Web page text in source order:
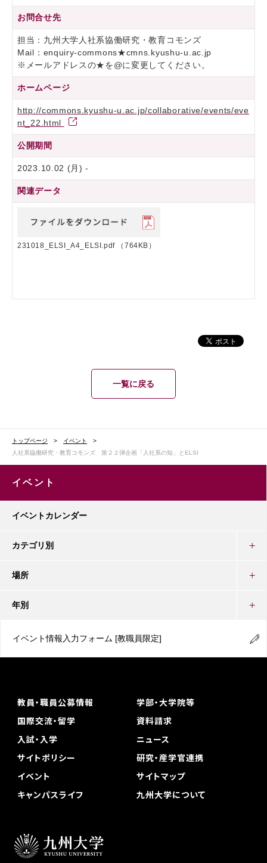
お問合せ先
担当：九州大学人社系協働研究・教育コモンズ
Mail：enquiry-commons★cmns.kyushu-u.ac.jp
※メールアドレスの★を@に変更してください。
ホームページ
http://commons.kyushu-u.ac.jp/collaborative/events/eve
nt_22.html
公開期間
2023.10.02 (月) -
関連データ
231018_ELSI_A4_ELSI.pdf （764KB）
一覧に戻る
トップページ
イベント
人社系協働研究・教育コモンズ 第２２弾企画「人社系の知」とELSI
イベント
イベントカレンダー
カテゴリ別
場所
年別
イベント情報入力フォーム [教職員限定]
教員・職員公募情報
学部・大学院等
国際交流・留学
資料請求
入試・入学
ニュース
サイトポリシー
研究・産学官連携
イベント
サイトマップ
キャンパスライフ
九州大学について